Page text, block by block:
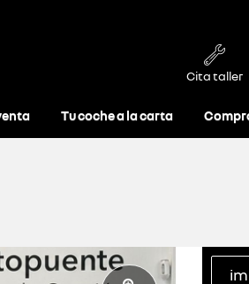
Cita taller
Tu coche a la carta